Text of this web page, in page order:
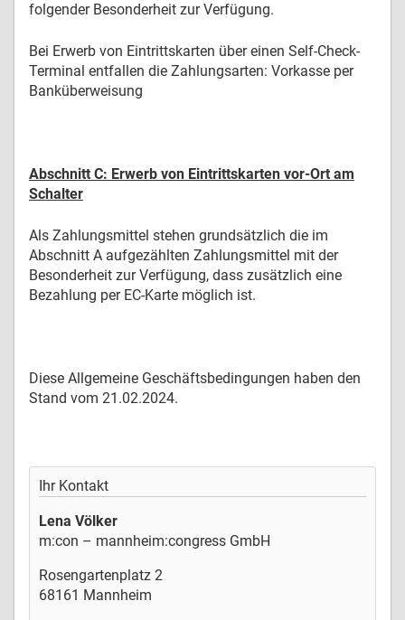
Ihr Kontakt
Lena Völker
m:con – mannheim:congress GmbH
Rosengartenplatz 2
68161 Mannheim
folgender Besonderheit zur Verfügung.
Bei Erwerb von Eintrittskarten über einen Self-Check-
Terminal entfallen die Zahlungsarten: Vorkasse per
Banküberweisung
Abschnitt C: Erwerb von Eintrittskarten vor-Ort am
Schalter
Als Zahlungsmittel stehen grundsätzlich die im
Abschnitt A aufgezählten Zahlungsmittel mit der
Besonderheit zur Verfügung, dass zusätzlich eine
Bezahlung per EC-Karte möglich ist.
Diese Allgemeine Geschäftsbedingungen haben den
Stand vom 21.02.2024.